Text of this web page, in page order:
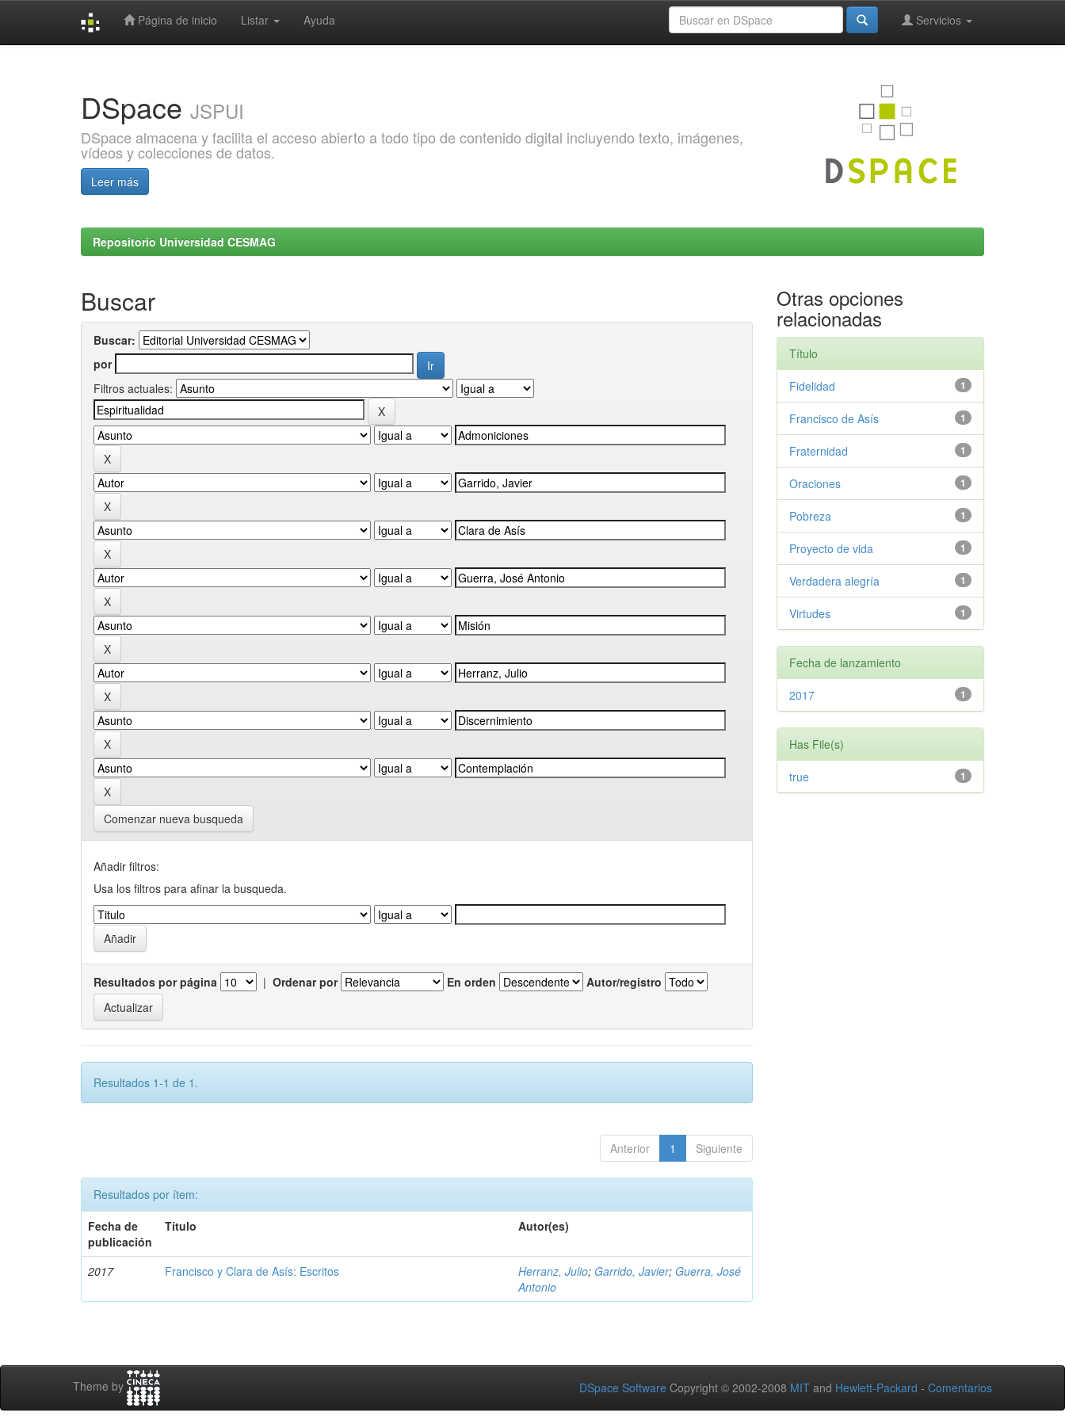
Página de inicio Listar Ayuda Servicios
DSpace JSPUI
DSpace almacena y facilita el acceso abierto a todo tipo de contenido digital incluyendo texto, imágenes,
vídeos y colecciones de datos.
Leer más
Repositorio Universidad CESMAG
Buscar
Buscar:
por
Filtros actuales:
Comenzar nueva busqueda
Añadir filtros:
Usa los filtros para afinar la busqueda.
Resultados por página | Ordenar por En orden Autor/registro
Resultados 1-1 de 1.
Anterior 1 Siguiente
Resultados por ítem:
Fecha de
publicación
Título Autor(es)
2017 Francisco y Clara de Asís: Escritos Herranz, Julio; Garrido, Javier; Guerra, José
Antonio
Otras opciones
relacionadas
Título
1
Fidelidad
1
Francisco de Asís
1
Fraternidad
1
Oraciones
1
Pobreza
1
Proyecto de vida
1
Verdadera alegría
1
Virtudes
Fecha de lanzamiento
1
2017
Has File(s)
1
true
Theme by DSpace Software Copyright © 2002-2008 MIT and Hewlett-Packard - Comentarios